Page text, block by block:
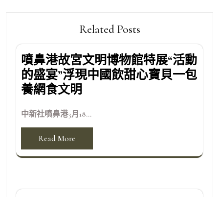
Related Posts
噴鼻港故宮文明博物館特展“活動
的盛宴”浮現中國飲甜心寶貝一包
養網食文明
中新社噴鼻港3月18...
Read More